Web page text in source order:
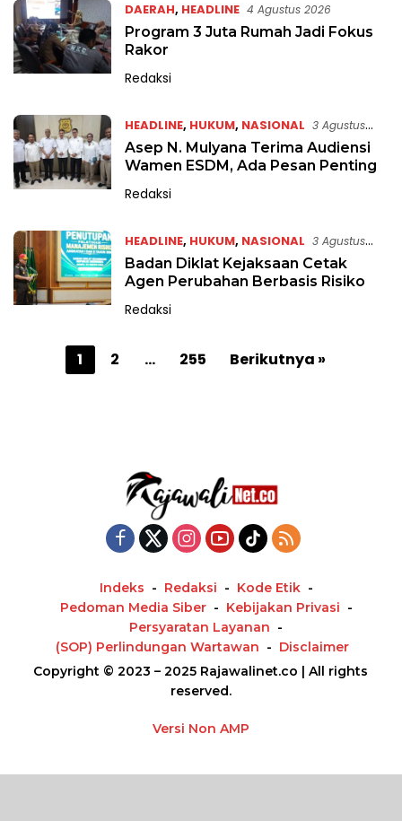
DAERAH, HEADLINE 4 Agustus 2026
Program 3 Juta Rumah Jadi Fokus
Rakor
Redaksi
HEADLINE, HUKUM, NASIONAL 3 Agustus
2026
Asep N. Mulyana Terima Audiensi
Wamen ESDM, Ada Pesan Penting
Redaksi
HEADLINE, HUKUM, NASIONAL 3 Agustus
2026
Badan Diklat Kejaksaan Cetak
Agen Perubahan Berbasis Risiko
Redaksi
1 2 … 255 Berikutnya »
Indeks Redaksi
Kode Etik
Pedoman Media Siber
Kebijakan Privasi
Persyaratan Layanan
(SOP) Perlindungan Wartawan
Disclaimer
Copyright © 2023 – 2025 Rajawalinet.co | All rights
reserved.
Versi Non AMP